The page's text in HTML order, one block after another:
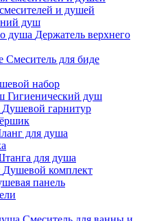
и душей
душ
Держатель верхнего
Смеситель для биде
набор
Гигиенический душ
Душевой гарнитур
для душа
для душа
Душевой комплект
панель